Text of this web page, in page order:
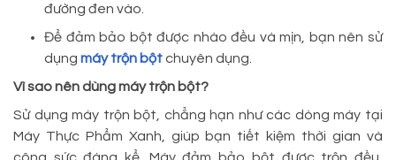
đường đen vào.
Để đảm bảo bột được nhào đều và mịn, bạn nên sử
dụng máy trộn bộtchuyên dụng.
Vì sao nên dùng máy trộn bột?
Sử dụng máy trộn bột, chẳng hạn như các dòng máy tại
Máy Thực Phẩm Xanh, giúp bạn tiết kiệm thời gian và
công sức đáng kể. Máy đảm bảo bột được trộn đều,